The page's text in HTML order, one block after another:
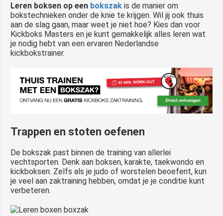
Leren boksen op een bokszak is de manier om
bokstechnieken onder de knie te krijgen. Wil jij ook thuis
aan de slag gaan, maar weet je niet hoe? Kies dan voor
Kickboks Masters en je kunt gemakkelijk alles leren wat
je nodig hebt van een ervaren Nederlandse
kickbokstrainer.
Trappen en stoten oefenen
De bokszak past binnen de training van allerlei
vechtsporten. Denk aan boksen, karakte, taekwondo en
kickboksen. Zelfs als je judo of worstelen beoefent, kun
je veel aan zaktraining hebben, omdat je je conditie kunt
verbeteren.
Hierdoor
website-
van